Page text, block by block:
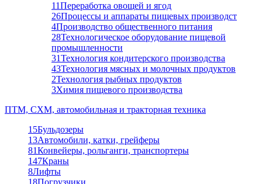
11Переработка овощей и ягод
26Процессы и аппараты пищевых производст
4Производство общественного питания
28Технологическое оборудование пищевой
промышленности
31Технология кондитерского производства
43Технология мясных и молочных продуктов
2Технология рыбных продуктов
3Химия пищевого производства
ПТМ, СХМ, автомобильная и тракторная техника
15Бульдозеры
13Автомобили, катки, грейферы
81Конвейеры, рольганги, транспортеры
147Краны
8Лифты